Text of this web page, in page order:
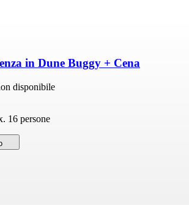
in Dune Buggy + Cena
disponibile
16 persone